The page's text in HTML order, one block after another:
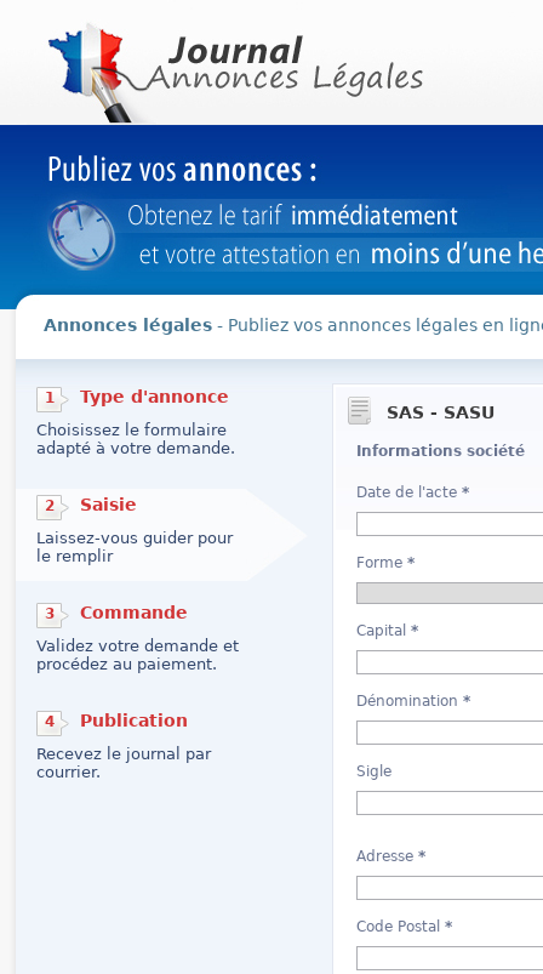
Annonces légales- Publiez vos annonces légales en
1 Type d'annonce
Choisissez le formulaire
adapté à votre demande.
2 Saisie
Laissez-vous guider pour
le remplir
3 Commande
Validez votre demande et
procédez au paiement.
4 Publication
Recevez le journal par
courrier.
SAS - SASU
Informations société
Date de l'acte *
Forme *
Capital *
Dénomination *
Sigle
Adresse *
Code Postal *